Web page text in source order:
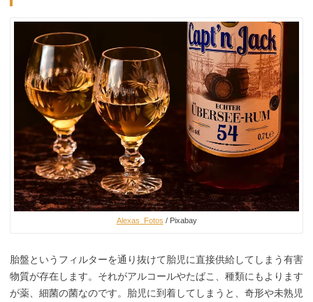
Alexas_Fotos / Pixabay
胎盤というフィルターを通り抜けて胎児に直接供給してしまう有害
物質が存在します。それがアルコールやたばこ、種類にもよります
が薬、細菌の菌なのです。胎児に到着してしまうと、奇形や未熟児